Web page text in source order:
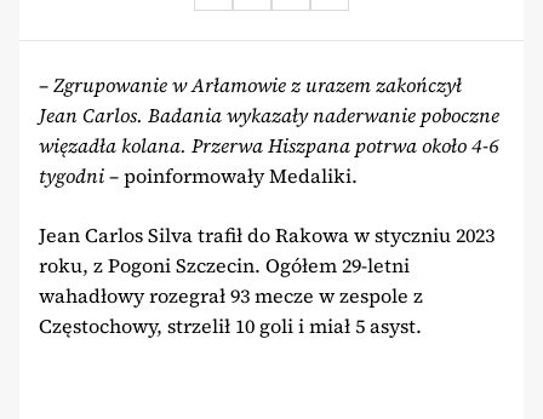
–Zgrupowanie w Arłamowie z urazem zakończył
Jean Carlos. Badania wykazały naderwanie poboczne
więzadła kolana. Przerwa Hiszpana potrwa około 4-6
tygodni– poinformowały Medaliki.
Jean Carlos Silva trafił do Rakowa w styczniu 2023
roku, z Pogoni Szczecin. Ogółem 29-letni
wahadłowy rozegrał 93 mecze w zespole z
Częstochowy, strzelił 10 goli i miał 5 asyst.